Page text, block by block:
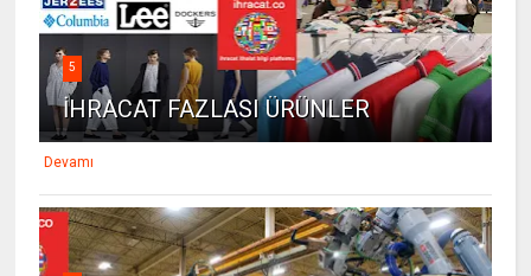
5
İHRACAT FAZLASI ÜRÜNLER
Devamı